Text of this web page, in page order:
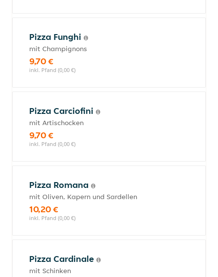
Pizza Funghi
mit Champignons
9,70 €
inkl. Pfand (0,00 €)
Pizza Carciofini
mit Artischocken
9,70 €
inkl. Pfand (0,00 €)
Pizza Romana
mit Oliven, Kapern und Sardellen
10,20 €
inkl. Pfand (0,00 €)
Pizza Cardinale
mit Schinken